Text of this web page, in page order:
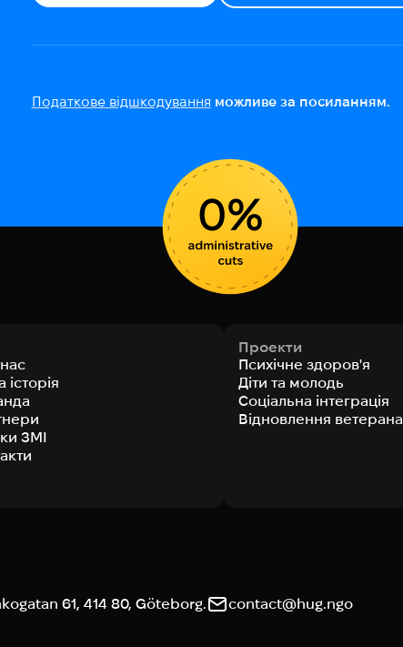
Податкове відшкодування можливе за посиланням.
історія
ЗМІ
Проекти
Психічне здоров'я
Діти та молодь
Соціальна інтеграція
Відновлення ветерана
61, 414 80, Göteborg. contact@hug.ngo